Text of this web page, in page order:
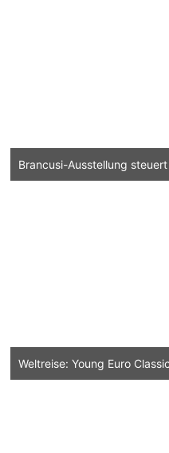
Brancusi-Ausstellung
Weltreise: Young Euro